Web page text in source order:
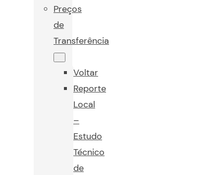
Preços
de
Transferência
Voltar
Reporte
Local
–
Estudo
Técnico
de